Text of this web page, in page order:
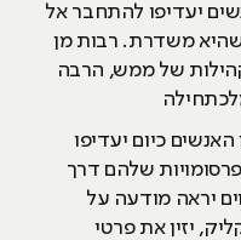
יעדיפו להתחבר אל
שהיא משדרת. רבות מן
של ממש, הרבה
כיום יעדיפו
שלהם דרך
יראה מודעה על
יזין את פרטי